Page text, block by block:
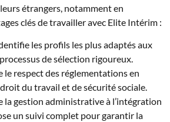
étrangers, notamment en
clés de travailler avec Elite Intérim :
les profils les plus adaptés aux
de sélection rigoureux.
le respect des réglementations en
du travail et de sécurité sociale.
la gestion administrative à l’intégration
un suivi complet pour garantir la